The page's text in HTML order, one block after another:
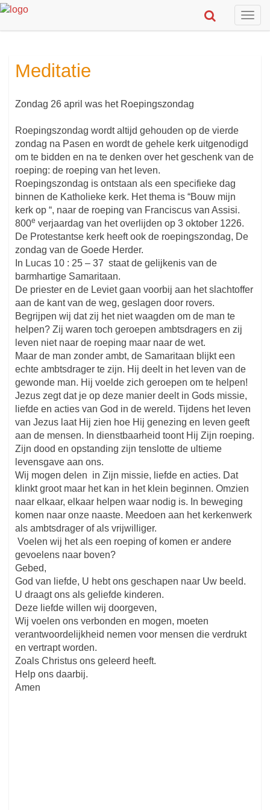
Meditatie
Zondag 26 april was het Roepingszondag
Roepingszondag wordt altijd gehouden op de vierde
zondag na Pasen en wordt de gehele kerk uitgenodigd
om te bidden en na te denken over het geschenk van de
roeping: de roeping van het leven.
Roepingszondag is ontstaan als een specifieke dag
binnen de Katholieke kerk. Het thema is “Bouw mijn
kerk op “, naar de roeping van Franciscus van Assisi.
800e verjaardag van het overlijden op 3 oktober 1226.
De Protestantse kerk heeft ook de roepingszondag, De
zondag van de Goede Herder.
In Lucas 10 : 25 – 37 staat de gelijkenis van de
barmhartige Samaritaan.
De priester en de Leviet gaan voorbij aan het slachtoffer
aan de kant van de weg, geslagen door rovers.
Begrijpen wij dat zij het niet waagden om de man te
helpen? Zij waren toch geroepen ambtsdragers en zij
leven niet naar de roeping maar naar de wet.
Maar de man zonder ambt, de Samaritaan blijkt een
echte ambtsdrager te zijn. Hij deelt in het leven van de
gewonde man. Hij voelde zich geroepen om te helpen!
Jezus zegt dat je op deze manier deelt in Gods missie,
liefde en acties van God in de wereld. Tijdens het leven
van Jezus laat Hij zien hoe Hij genezing en leven geeft
aan de mensen. In dienstbaarheid toont Hij Zijn roeping.
Zijn dood en opstanding zijn tenslotte de ultieme
levensgave aan ons.
Wij mogen delen in Zijn missie, liefde en acties. Dat
klinkt groot maar het kan in het klein beginnen. Omzien
naar elkaar, elkaar helpen waar nodig is. In beweging
komen naar onze naaste. Meedoen aan het kerkenwerk
als ambtsdrager of als vrijwilliger.
Voelen wij het als een roeping of komen er andere
gevoelens naar boven?
Gebed,
God van liefde, U hebt ons geschapen naar Uw beeld.
U draagt ons als geliefde kinderen.
Deze liefde willen wij doorgeven,
Wij voelen ons verbonden en mogen, moeten
verantwoordelijkheid nemen voor mensen die verdrukt
en vertrapt worden.
Zoals Christus ons geleerd heeft.
Help ons daarbij.
Amen